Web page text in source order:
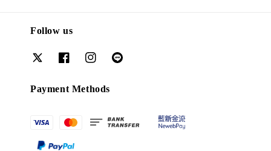
Follow us
Payment Methods